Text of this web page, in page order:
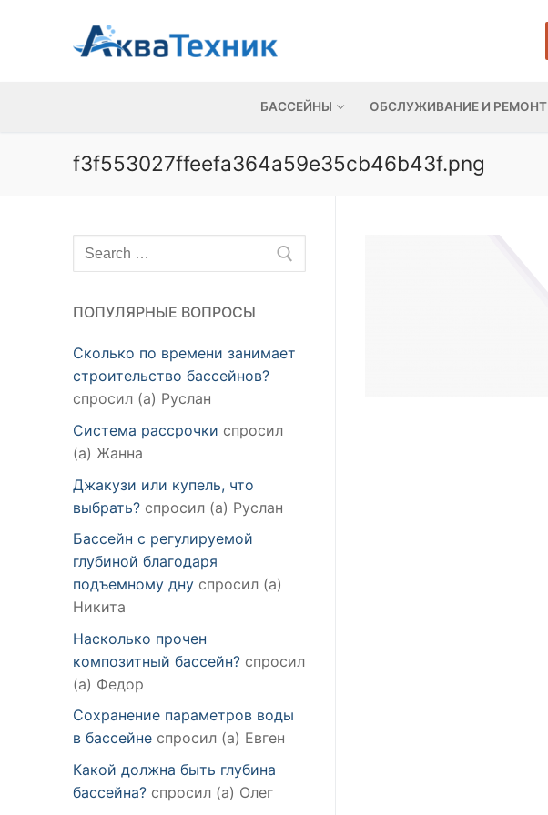
БАССЕЙНЫ ОБСЛУЖИВАНИЕ И РЕМОНТ
f3f553027ffeefa364a59e35cb46b43f.png
Шукати:
ПОПУЛЯРНЫЕ ВОПРОСЫ
Сколько по времени занимает
строительство бассейнов?
спросил (а) Руслан
Система рассрочки спросил
(а) Жанна
Джакузи или купель, что
выбрать? спросил (а) Руслан
Бассейн с регулируемой
глубиной благодаря
подъемному дну спросил (а)
Никита
Насколько прочен
композитный бассейн? спросил
(а) Федор
Сохранение параметров воды
в бассейне спросил (а) Евген
Какой должна быть глубина
бассейна? спросил (а) Олег